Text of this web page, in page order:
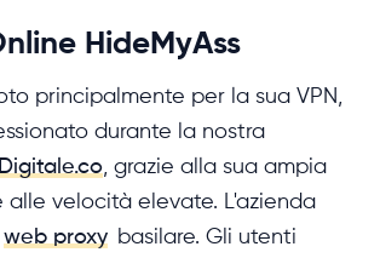
HideMyAss
principalmente per la sua VPN,
durante la nostra
, grazie alla sua ampia
alle velocità elevate. L'azienda
web proxy basilare. Gli utenti